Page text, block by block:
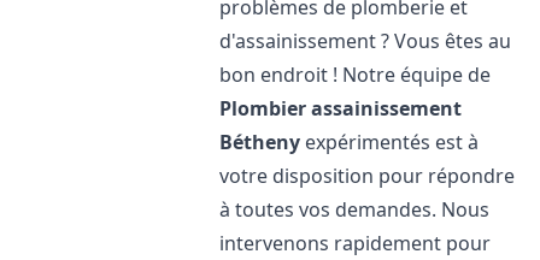
problèmes de plomberie et
d'assainissement ? Vous êtes au
bon endroit ! Notre équipe de
Plombier assainissement
Bétheny expérimentés est à
votre disposition pour répondre
à toutes vos demandes. Nous
intervenons rapidement pour